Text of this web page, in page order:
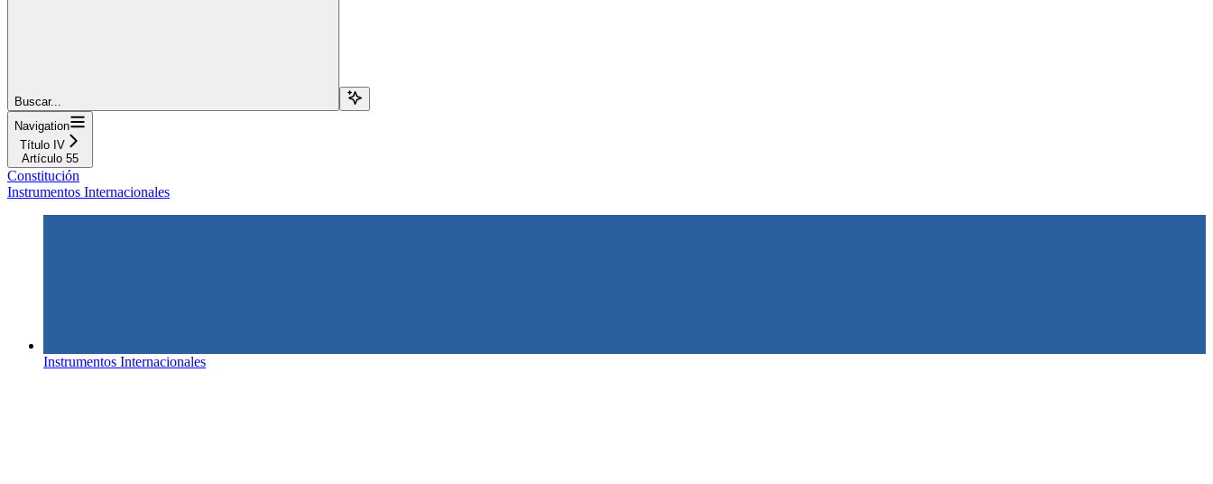
Buscar...
Navigation
Título IV
Artículo 55
Constitución
Instrumentos Internacionales
Instrumentos Internacionales